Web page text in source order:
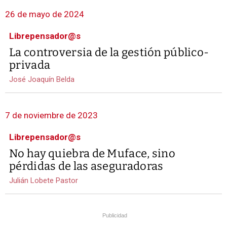
26 de mayo de 2024
Librepensador@s
La controversia de la gestión público-
privada
José Joaquín Belda
7 de noviembre de 2023
Librepensador@s
No hay quiebra de Muface, sino
pérdidas de las aseguradoras
Julián Lobete Pastor
Publicidad